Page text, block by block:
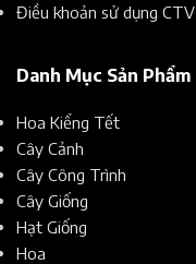
Điều khoản sử dụng CTV
Danh Mục Sản Phẩm
Hoa Kiểng Tết
Cây Cảnh
Cây Công Trình
Cây Giống
Hạt Giống
Hoa